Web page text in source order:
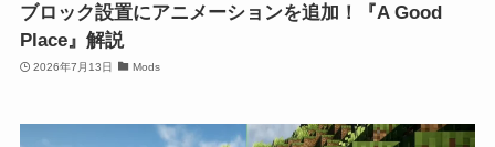
ブロック設置にアニメーションを追加！『A Good
Place』解説
2026年7月13日 Mods